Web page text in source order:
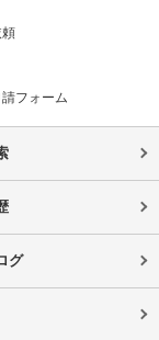
フォーム
グ